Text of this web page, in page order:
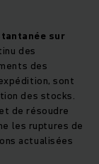
sur
des
des
sont
des stocks.
de résoudre
les ruptures de
actualisées